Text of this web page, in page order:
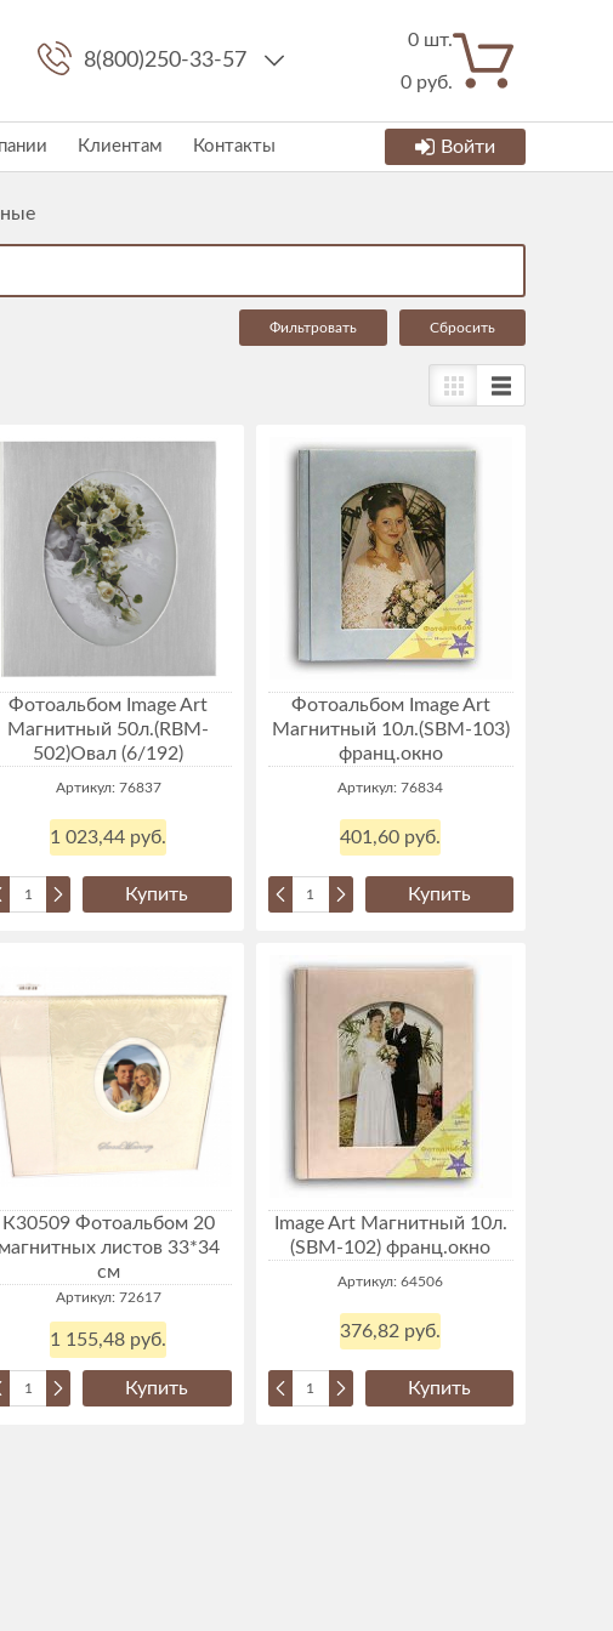
8(800)250-33-57
0 шт.
0 руб.
Клиентам Контакты Войти
Cбросить
Фотоальбом Image Art
Магнитный 50л.(RBM-
502)Овал (6/192)
Артикул: 76837
1 023,44 руб.
Купить
Фотоальбом Image Art
Магнитный 10л.(SBM-103)
франц.окно
Артикул: 76834
401,60 руб.
Купить
К30509 Фотоальбом 20
магнитных листов 33*34
см
Артикул: 72617
1 155,48 руб.
Купить
Image Art Магнитный 10л.
(SBM-102) франц.окно
Артикул: 64506
376,82 руб.
Купить